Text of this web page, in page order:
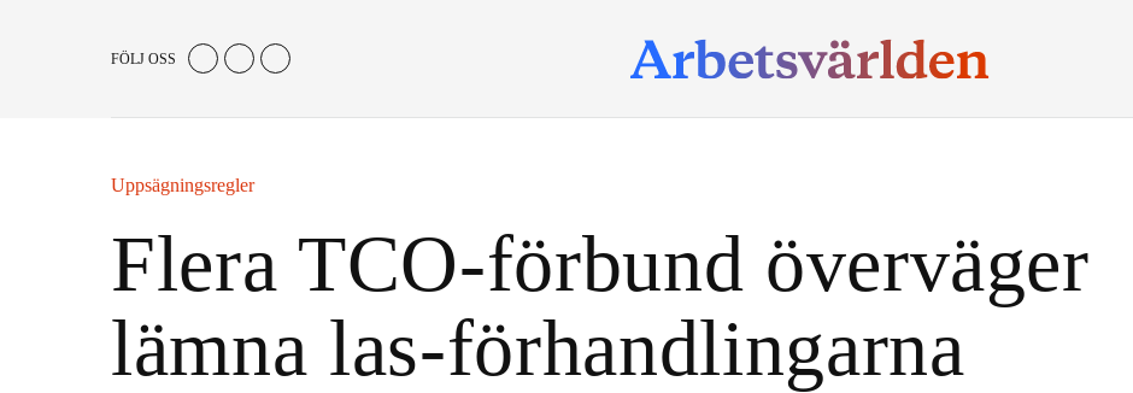
FÖLJ OSS
Uppsägningsregler
Flera TCO-förbund överväger
lämna las-förhandlingarna